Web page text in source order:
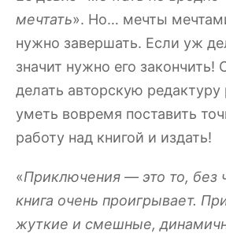
мечтать». Но… мечты
нужно завершать. Если уж
значит нужно его закончить!
делать авторскую редактуру
уметь вовремя поставить
работу над книгой и издать!
«Приключения — это то, без
книга очень проигрывает.
жуткие и смешные,